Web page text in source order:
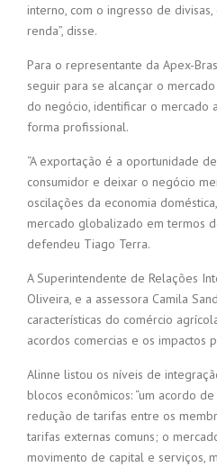
interno, com o ingresso de
renda”, disse.
Para o representante da Apex-
seguir para se alcançar o
do negócio, identificar o mercado
forma profissional.
“A exportação é a oportunidade
consumidor e deixar o negócio
oscilações da economia
mercado globalizado em termos
defendeu Tiago Terra.
A Superintendente de Relações
Oliveira, e a assessora Camila
características do comércio
acordos comercias e os impactos
Alinne listou os níveis de
blocos econômicos: “um acordo
redução de tarifas entre os
tarifas externas comuns; o
movimento de capital e serviços,